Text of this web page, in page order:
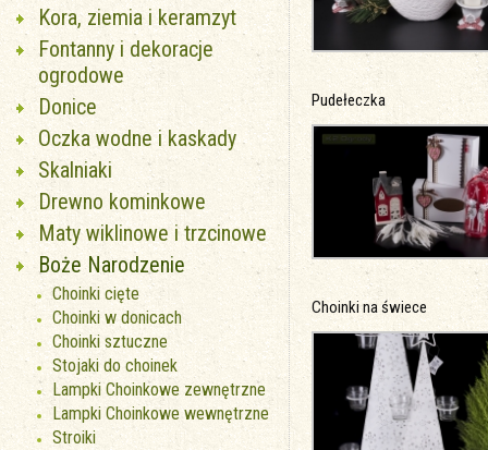
Kora, ziemia i keramzyt
Fontanny i dekoracje
ogrodowe
Donice
Oczka wodne i kaskady
Skalniaki
Drewno kominkowe
Maty wiklinowe i trzcinowe
Boże Narodzenie
Choinki cięte
Choinki w donicach
Choinki sztuczne
Stojaki do choinek
Lampki Choinkowe zewnętrzne
Lampki Choinkowe wewnętrzne
Stroiki
Pudełeczka
Choinki na świece